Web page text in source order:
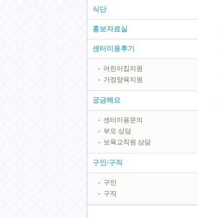
식단
홍보자료실
센터이용후기
어린이집지원
가정양육지원
궁금해요
센터이용문의
부모 상담
보육교직원 상담
구인/구직
구인
구직